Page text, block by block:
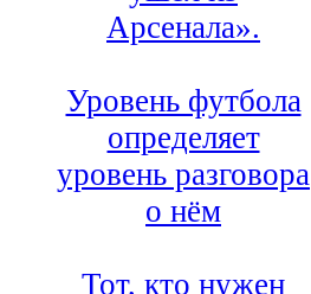
Арсенала».
Уровень футбола
определяет
уровень разговора
о нём
Тот, кто нужен